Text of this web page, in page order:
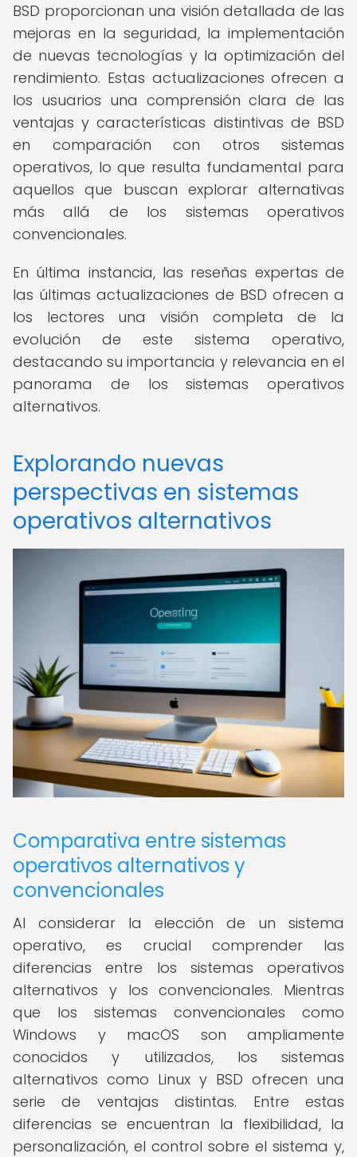
BSD proporcionan una visión detallada de las
mejoras en la seguridad, la implementación
de nuevas tecnologías y la optimización del
rendimiento. Estas actualizaciones ofrecen a
los usuarios una comprensión clara de las
ventajas y características distintivas de BSD
en comparación con otros sistemas
operativos, lo que resulta fundamental para
aquellos que buscan explorar alternativas
más allá de los sistemas operativos
convencionales.
En última instancia, las reseñas expertas de
las últimas actualizaciones de BSD ofrecen a
los lectores una visión completa de la
evolución de este sistema operativo,
destacando su importancia y relevancia en el
panorama de los sistemas operativos
alternativos.
Explorando nuevas
perspectivas en sistemas
operativos alternativos
Comparativa entre sistemas
operativos alternativos y
convencionales
Al considerar la elección de un sistema
operativo, es crucial comprender las
diferencias entre los sistemas operativos
alternativos y los convencionales. Mientras
que los sistemas convencionales como
Windows y macOS son ampliamente
conocidos y utilizados, los sistemas
alternativos como Linux y BSD ofrecen una
serie de ventajas distintas. Entre estas
diferencias se encuentran la flexibilidad, la
personalización, el control sobre el sistema y,